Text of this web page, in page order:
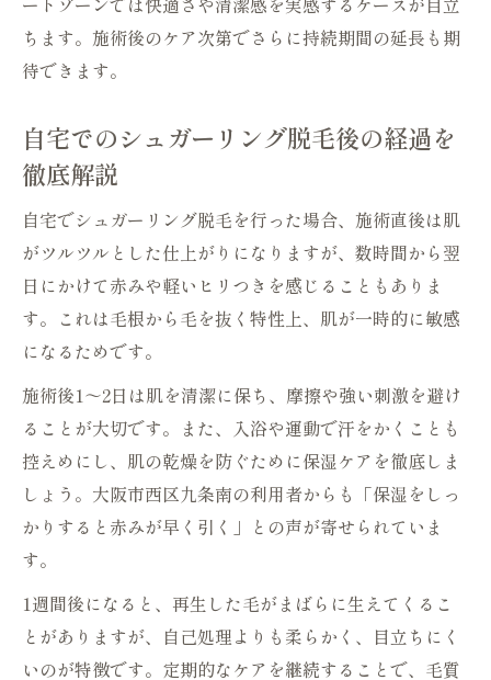
や乾燥を防ぐ
施術後24時間の過ごし方とシュガーリング
シュガーリング脱毛で埋れ毛や色素沈着を
防ぐ方法
保湿重視のシュガーリング脱毛アフターケ
ア手順
一週間後の肌変化を見極めるシュガーリング脱
毛術
シュガーリング脱毛の一週間後に現れる肌
の変化
脱毛後1週間の正しいケアと注意点を解説
シュガーリング脱毛で一週間後にすべきこ
と
一週間後に始めるスクラブケアと保湿のポ
シュガーリング脱毛後の再生毛と肌状態の
見極め方
シュガーリング脱毛で現実的な頻度と失敗しな
ちます。施術後のケア次第でさらに持続期間の延長も期
待できます。
自宅でのシュガーリング脱毛後の経過を
徹底解説
自宅でシュガーリング脱毛を行った場合、施術直後は肌
がツルツルとした仕上がりになりますが、数時間から翌
日にかけて赤みや軽いヒリつきを感じることもありま
す。これは毛根から毛を抜く特性上、肌が一時的に敏感
になるためです。
施術後1～2日は肌を清潔に保ち、摩擦や強い刺激を避け
ることが大切です。また、入浴や運動で汗をかくことも
控えめにし、肌の乾燥を防ぐために保湿ケアを徹底しま
しょう。大阪市西区九条南の利用者からも「保湿をしっ
かりすると赤みが早く引く」との声が寄せられていま
す。
1週間後になると、再生した毛がまばらに生えてくるこ
とがありますが、自己処理よりも柔らかく、目立ちにく
いのが特徴です。定期的なケアを継続することで、毛質